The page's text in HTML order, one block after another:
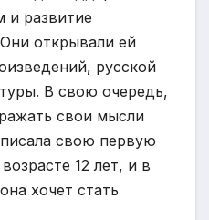
и развитие
открывали ей
русской
В свою очередь,
свои мысли
свою первую
12 лет, и в
хочет стать